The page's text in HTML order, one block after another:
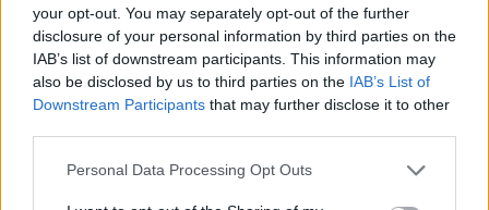
your opt-out. You may separately opt-out of the further
disclosure of your personal information by third parties on the
IAB’s list of downstream participants. This information may
also be disclosed by us to third parties on the IAB’s List of
Downstream Participants that may further disclose it to other
Personal Data Processing Opt Outs
ΓΩΓΩ ΜΑΣΤΡΟΚΩΣΤΑ ΣΤΑΜΑΤΙΝΑ ΤΣΙΜΤΣΙΛΗ
ΠΕΡΙΣΣΟΤΕΡΑ ΣΤΟ